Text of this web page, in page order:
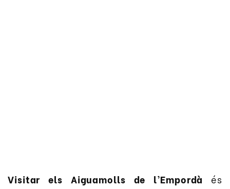
Visitar els Aiguamolls de l’Empordà és